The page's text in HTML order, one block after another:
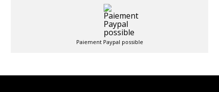
Paiement Paypal possible